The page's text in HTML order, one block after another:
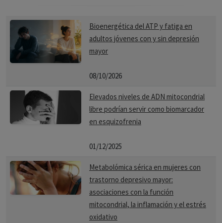
Bioenergética del ATP y fatiga en
adultos jóvenes con y sin depresión
mayor
08/10/2026
Elevados niveles de ADN mitocondrial
libre podrían servir como biomarcador
en esquizofrenia
01/12/2025
Metabolómica sérica en mujeres con
trastorno depresivo mayor:
asociaciones con la función
mitocondrial, la inflamación y el estrés
oxidativo